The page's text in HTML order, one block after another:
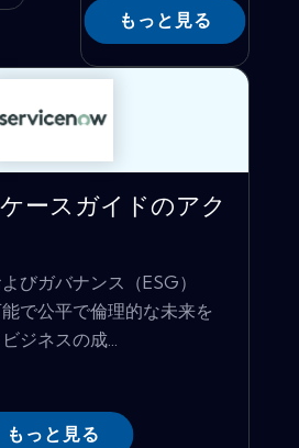
もっと見る
ースガイドのアク
びガバナンス（ESG）
で公平で倫理的な未来を
ジネスの成...
もっと見る